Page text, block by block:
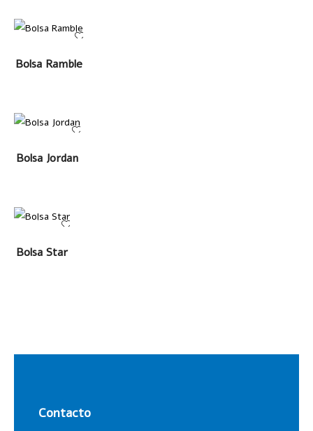
LEER MÁS
Bolsa Ramble
LEER MÁS
Bolsa Jordan
LEER MÁS
Bolsa Star
Contacto